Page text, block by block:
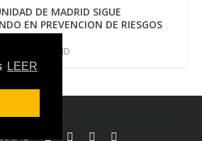
LEER
DE MADRID SIGUE
EN PREVENCION DE RIESGOS
NEWS AFAMID
Themes